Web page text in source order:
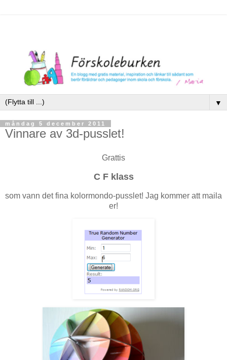
▼
måndag 5 december 2011
Vinnare av 3d-pusslet!
Grattis
C F klass
som vann det fina kolormondo-pusslet! Jag kommer att maila
er!